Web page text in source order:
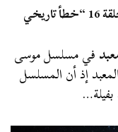
مشاهد كازينو شهرزاد في مسلسل موسى الحلقة 16 “خطأ تاريخي
في مسلسل موسى
إذ أن المسلسل